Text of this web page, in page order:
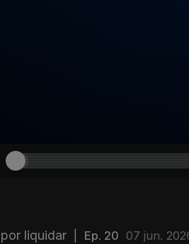
liquidar Ep. 20 07 jun.